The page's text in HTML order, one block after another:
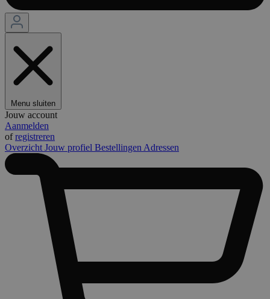
Menu sluiten
Jouw account
Aanmelden
ofregistreren
Overzicht Jouw profiel Bestellingen Adressen